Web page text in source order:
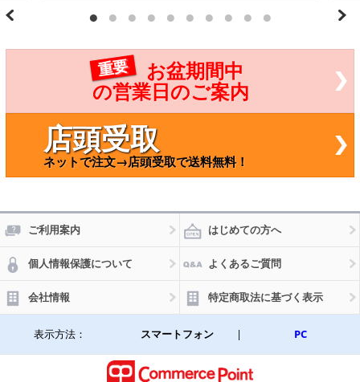
ル
VI
6
重要
お盆期間中
の営業日のご案内
店頭受取
ネットで注文→店頭受取で送料無料！
ご利用案内 はじめての方へ
個人情報保護について よくあるご質問
会社情報 特定商取法に基づく表示
表示方法： スマートフォン | PC